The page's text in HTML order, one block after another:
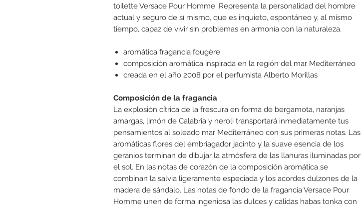
toilette Versace Pour Homme. Representa la personalidad del hombre
actual y seguro de sí mismo, que es inquieto, espontáneo y, al mismo
tiempo, capaz de vivir sin problemas en armonía con la naturaleza.
aromática fragancia fougère
composición aromática inspirada en la región del mar Mediterráneo
creada en el año 2008 por el perfumista Alberto Morillas
Composición de la fragancia
La explosión cítrica de la frescura en forma de bergamota, naranjas
amargas, limón de Calabria y neroli transportará inmediatamente tus
pensamientos al soleado mar Mediterráneo con sus primeras notas. Las
aromáticas flores del embriagador jacinto y la suave esencia de los
geranios terminan de dibujar la atmósfera de las llanuras iluminadas por
el sol. En las notas de corazón de la composición aromática se
combinan la salvia ligeramente especiada y los acordes dulzones de la
madera de sándalo. Las notas de fondo de la fragancia Versace Pour
Homme unen de forma ingeniosa las dulces y cálidas habas tonka con